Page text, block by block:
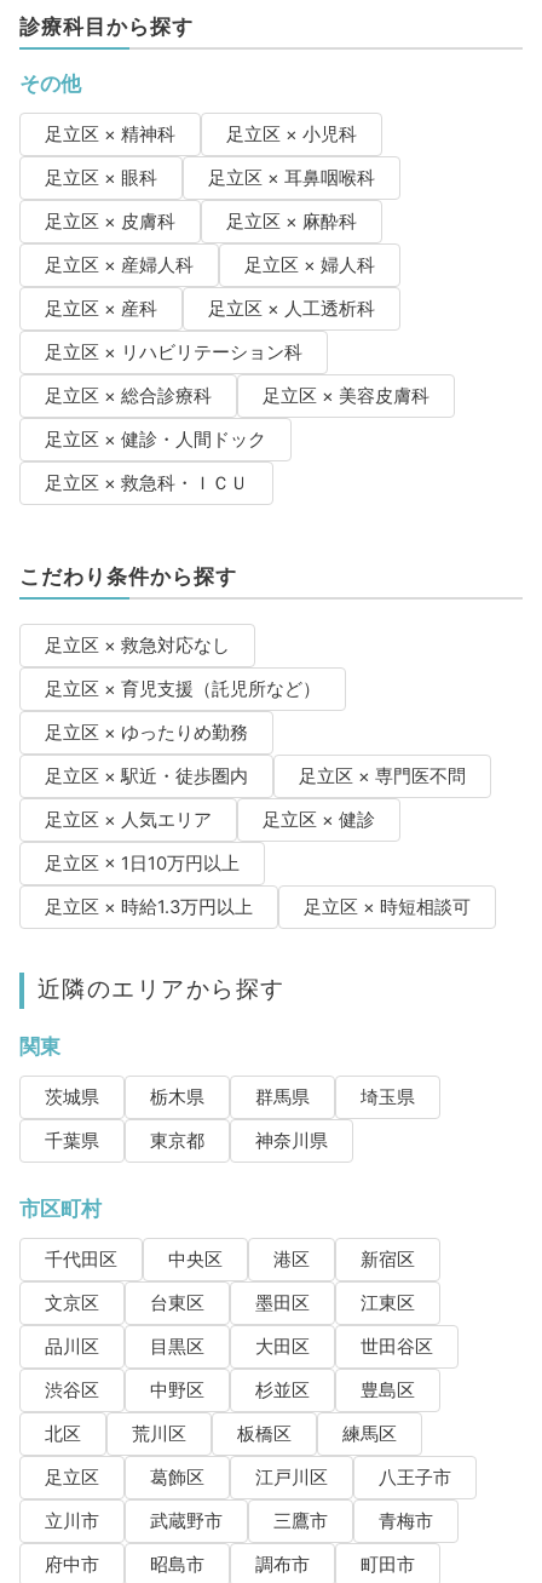
診療科目から探す
その他
足立区 × 精神科
足立区 × 小児科
足立区 × 眼科
足立区 × 耳鼻咽喉科
足立区 × 皮膚科
足立区 × 麻酔科
足立区 × 産婦人科
足立区 × 婦人科
足立区 × 産科
足立区 × 人工透析科
足立区 × リハビリテーション科
足立区 × 総合診療科
足立区 × 美容皮膚科
足立区 × 健診・人間ドック
足立区 × 救急科・ＩＣＵ
こだわり条件から探す
足立区 × 救急対応なし
足立区 × 育児支援（託児所など）
足立区 × ゆったりめ勤務
足立区 × 駅近・徒歩圏内
足立区 × 専門医不問
足立区 × 人気エリア
足立区 × 健診
足立区 × 1日10万円以上
足立区 × 時給1.3万円以上
足立区 × 時短相談可
近隣のエリアから探す
関東
茨城県 栃木県 群馬県
埼玉県
千葉県
東京都 神奈川県
市区町村
千代田区 中央区 港区
新宿区
文京区
台東区 墨田区
江東区
品川区
目黒区 大田区
世田谷区
渋谷区
中野区 杉並区
豊島区
北区
荒川区 板橋区
練馬区
足立区
葛飾区 江戸川区
八王子市
立川市
武蔵野市 三鷹市
青梅市
府中市
昭島市 調布市
町田市